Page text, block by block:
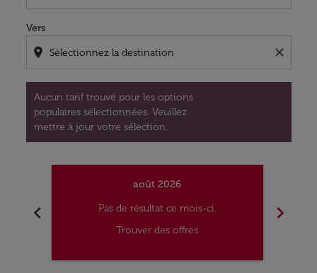
Vers
location_on close
Aucun tarif trouvé pour les options
populaires sélectionnées. Veuillez
mettre à jour votre sélection.
chevron_left
août 2026
Pas de résultat ce mois-ci.
Trouver des offres
chevron_right